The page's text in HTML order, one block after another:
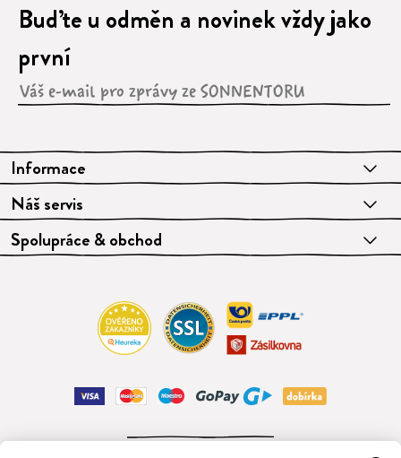
Informace
Náš servis
Spolupráce & obchod
Buďte u odměn a novinek vždy jako
první